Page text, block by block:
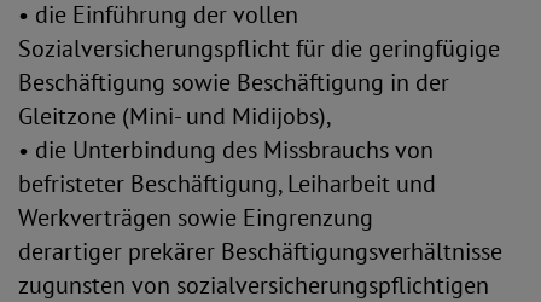
• die Einführung der vollen
Sozialversicherungspflicht für die geringfügige
Beschäftigung sowie Beschäftigung in der
Gleitzone (Mini- und Midijobs),
• die Unterbindung des Missbrauchs von
befristeter Beschäftigung, Leiharbeit und
Werkverträgen sowie Eingrenzung
derartiger prekärer Beschäftigungsverhältnisse
zugunsten von sozialversicherungspflichtigen